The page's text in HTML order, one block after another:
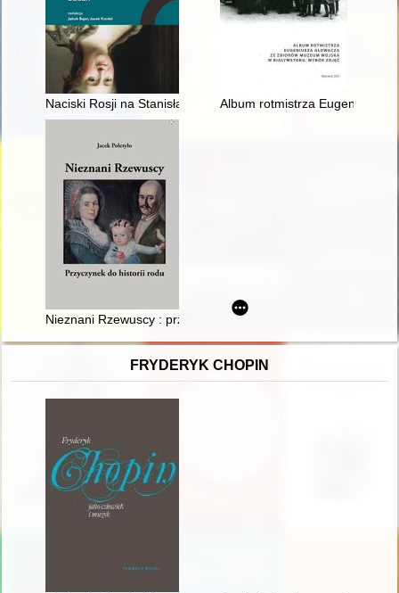
Naciski Rosji na Stanisława Augusta w przededniu sejmu
Album rotmistrza Eugeniusza
Nieznani Rzewuscy : przyczynek do historii rodu
FRYDERYK CHOPIN